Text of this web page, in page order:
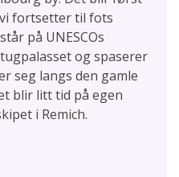
fortsetter til fots
på UNESCOs
og spaserer
seg langs den gamle
blir litt tid på egen
i Remich.